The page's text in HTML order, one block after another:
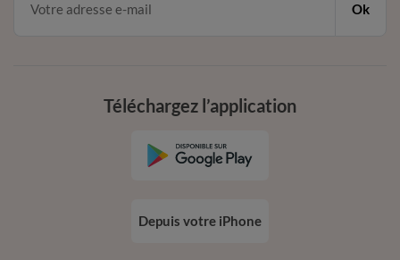
Ok
Téléchargez l’application
Depuis votre iPhone